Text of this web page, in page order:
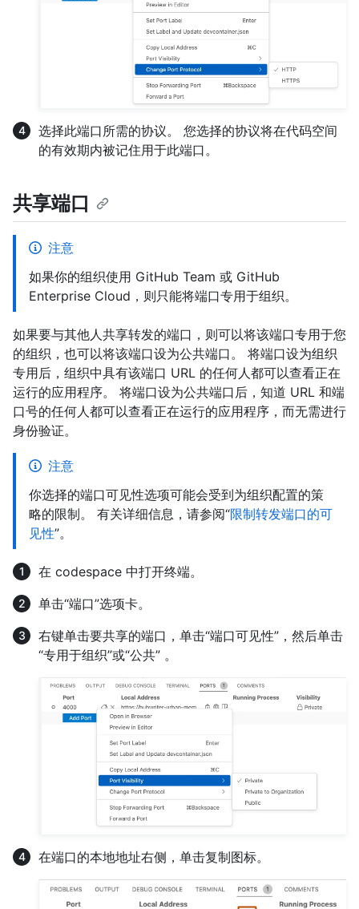
选择此端口所需的协议。 您选择的协议将在代码空间
的有效期内被记住用于此端口。
共享端口
注意
如果你的组织使用 GitHub Team 或 GitHub
Enterprise Cloud，则只能将端口专用于组织。
如果要与其他人共享转发的端口，则可以将该端口专用于您
的组织，也可以将该端口设为公共端口。 将端口设为组织
专用后，组织中具有该端口 URL 的任何人都可以查看正在
运行的应用程序。 将端口设为公共端口后，知道 URL 和端
口号的任何人都可以查看正在运行的应用程序，而无需进行
身份验证。
注意
你选择的端口可见性选项可能会受到为组织配置的策
略的限制。 有关详细信息，请参阅“限制转发端口的可
见性”。
在 codespace 中打开终端。
单击“端口”选项卡。
右键单击要共享的端口，单击“端口可见性”，然后单击
“专用于组织”或“公共” 。
在端口的本地地址右侧，单击复制图标。